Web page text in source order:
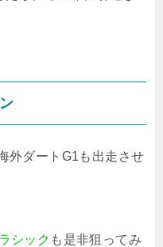
外ダートG1も出走させ
シック も是非狙ってみ